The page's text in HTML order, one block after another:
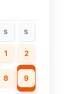
S S
1 2
8 9